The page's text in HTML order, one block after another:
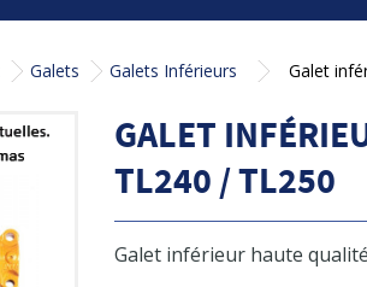
Galets Galets Inférieurs Galet
GALET
TL240 / TL250
Galet inférieur haute